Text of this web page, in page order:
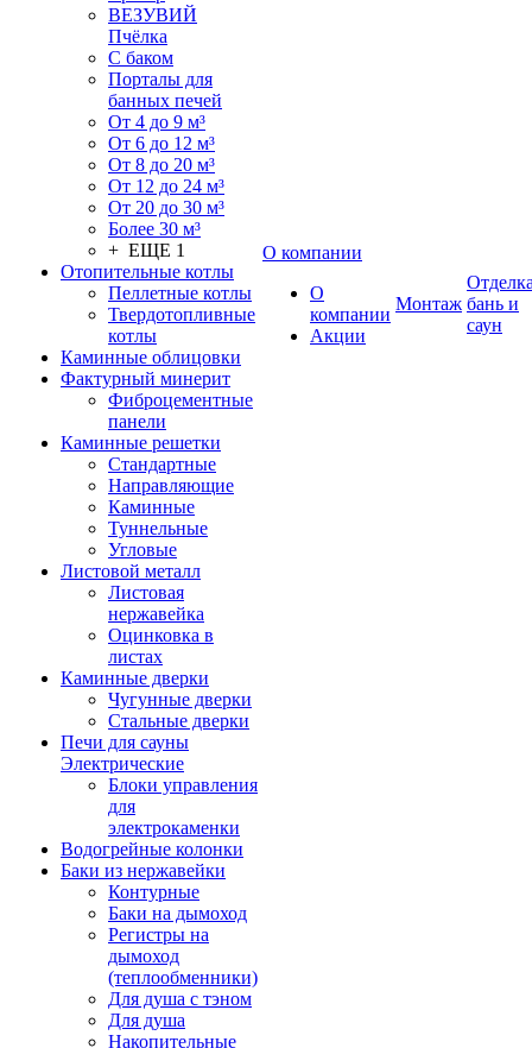
ВЕЗУВИЙ
Пчёлка
С баком
Порталы для
банных печей
От 4 до 9 м³
От 6 до 12 м³
От 8 до 20 м³
От 12 до 24 м³
От 20 до 30 м³
Более 30 м³
+ ЕЩЕ 1
Отопительные котлы
Пеллетные котлы
Твердотопливные
котлы
Каминные облицовки
Фактурный минерит
Фиброцементные
панели
Каминные решетки
Стандартные
Направляющие
Каминные
Туннельные
Угловые
Листовой металл
Листовая
нержавейка
Оцинковка в
листах
Каминные дверки
Чугунные дверки
Стальные дверки
Печи для сауны
Электрические
Блоки управления
для
электрокаменки
Водогрейные колонки
Баки из нержавейки
Контурные
Баки на дымоход
Регистры на
дымоход
(теплообменники)
Для душа с тэном
Для душа
Накопительные
О компании
О
компании
Акции
Монтаж бань и
саун